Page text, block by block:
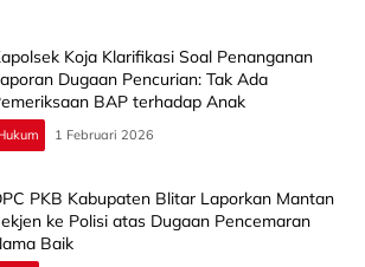
Koja Klarifikasi Soal Penanganan
Dugaan Pencurian: Tak Ada
BAP terhadap Anak
1 Februari 2026
PKB Kabupaten Blitar Laporkan Mantan
ke Polisi atas Dugaan Pencemaran
Baik